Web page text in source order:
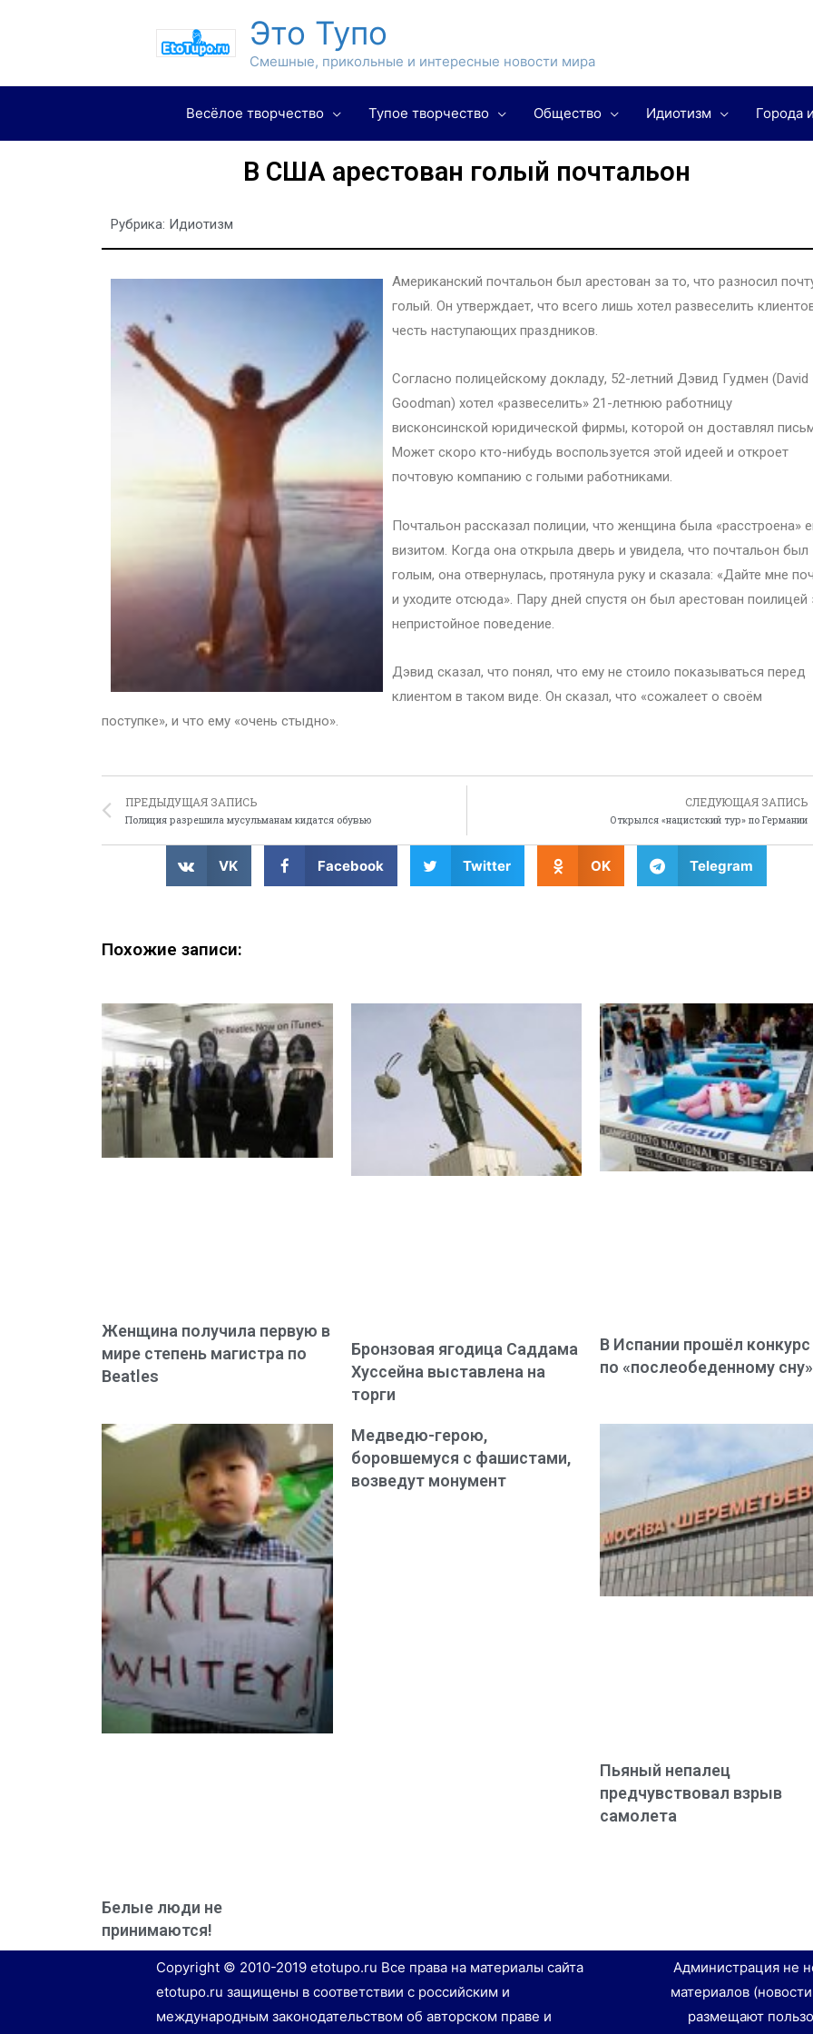
Это Тупо
Смешные, прикольные и интересные новости мира
Весёлое творчество Тупое творчество Общество Идиотизм Города
В США арестован голый почтальон
Рубрика: Идиотизм
Американский почтальон был арестован за то, что разносил
голый. Он утверждает, что всего лишь хотел развеселить
честь наступающих праздников.
Согласно полицейскому докладу, 52-летний Дэвид Гудмен (David
Goodman) хотел «развеселить» 21-летнюю работницу
висконсинской юридической фирмы, которой он доставлял
Может скоро кто-нибудь воспользуется этой идеей и откроет
почтовую компанию с голыми работниками.
Почтальон рассказал полиции, что женщина была «расстроена»
визитом. Когда она открыла дверь и увидела, что почтальон был
голым, она отвернулась, протянула руку и сказала: «Дайте мне
и уходите отсюда». Пару дней спустя он был арестован поилицей
непристойное поведение.
Дэвид сказал, что понял, что ему не стоило показываться перед
клиентом в таком виде. Он сказал, что «сожалеет о своём
поступке», и что ему «очень стыдно».
ПРЕДЫДУЩАЯ ЗАПИСЬ
Полиция разрешила мусульманам кидатся обувью
СЛЕДУЮЩАЯ ЗАПИСЬ
Открылся «нацистский тур» по Германии
VK Facebook Twitter OK Telegram
Похожие записи:
Женщина получила первую в
мире степень магистра по
Beatles
Бронзовая ягодица Саддама
Хуссейна выставлена на
торги
В Испании прошёл конкурс
по «послеобеденному сну»
Белые люди не
принимаются!
Медведю-герою,
боровшемуся с фашистами,
возведут монумент
Пьяный непалец
предчувствовал взрыв
самолета
Copyright © 2010-2019 etotupo.ru Все права на материалы сайта
etotupo.ru защищены в соответствии с российским и
международным законодательством об авторском праве и
Администрация не
материалов
размещают